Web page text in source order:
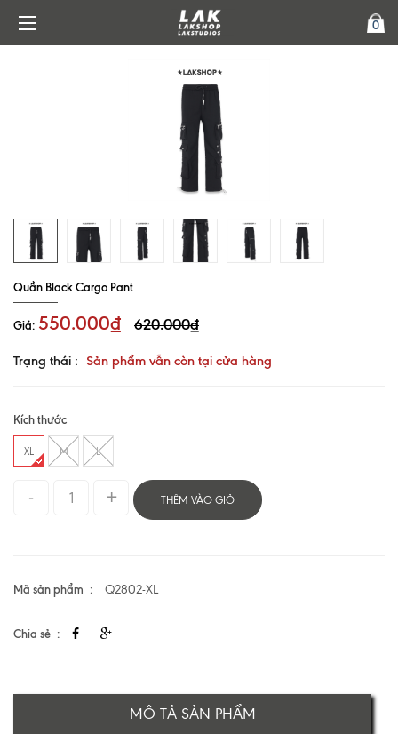
0
Quần Black Cargo Pant
Giá: 550.000₫ 620.000₫
Trạng thái : Sản phẩm vẫn còn tại cửa hàng
Kích thước
XL M L
THÊM VÀO GIỎ
Mã sản phẩm Q2802-XL
Chia sẻ
MÔ TẢ SẢN PHẨM